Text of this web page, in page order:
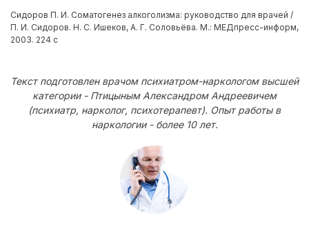
Сидоров П. И. Соматогенез алкоголизма: руководство для врачей /
П. И. Сидоров. Н. С. Ишеков, А. Г. Соловьёва. М.: МЕДпресс-информ,
2003. 224 с
Текст подготовлен врачом психиатром-наркологом высшей
категории - Птицыным Александром Андреевичем
(психиатр, нарколог, психотерапевт). Опыт работы в
наркологии - более 10 лет.